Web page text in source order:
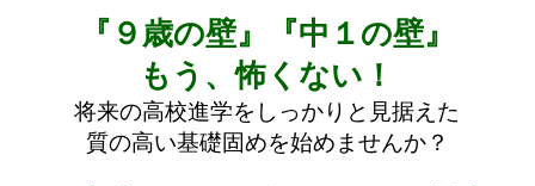
『９歳の壁』『中１の壁』
もう、怖くない！
将来の高校進学をしっかりと見据えた
質の高い基礎固めを始めませんか？